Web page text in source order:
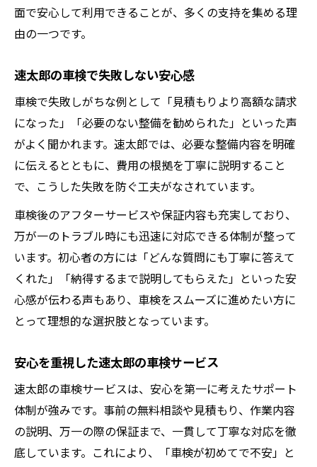
面で安心して利用できることが、多くの支持を集める理
由の一つです。
速太郎の車検で失敗しない安心感
車検で失敗しがちな例として「見積もりより高額な請求
になった」「必要のない整備を勧められた」といった声
がよく聞かれます。速太郎では、必要な整備内容を明確
に伝えるとともに、費用の根拠を丁寧に説明すること
で、こうした失敗を防ぐ工夫がなされています。
車検後のアフターサービスや保証内容も充実しており、
万が一のトラブル時にも迅速に対応できる体制が整って
います。初心者の方には「どんな質問にも丁寧に答えて
くれた」「納得するまで説明してもらえた」といった安
心感が伝わる声もあり、車検をスムーズに進めたい方に
とって理想的な選択肢となっています。
安心を重視した速太郎の車検サービス
速太郎の車検サービスは、安心を第一に考えたサポート
体制が強みです。事前の無料相談や見積もり、作業内容
の説明、万一の際の保証まで、一貫して丁寧な対応を徹
底しています。これにより、「車検が初めてで不安」と